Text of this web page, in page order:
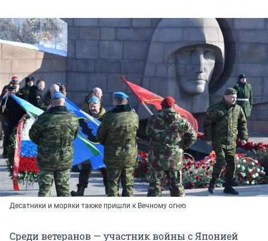
Десатники и моряки также пришли к Вечному огню
Среди ветеранов — участник войны с Японией